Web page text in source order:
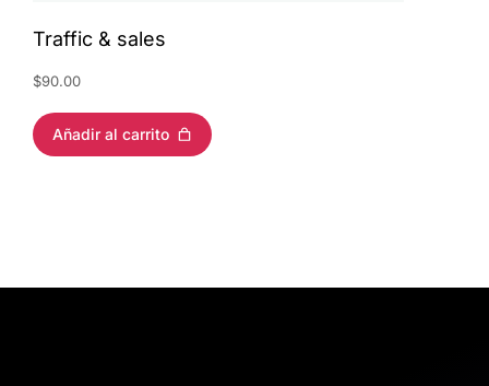
Traffic & sales
$90.00
Añadir al carrito